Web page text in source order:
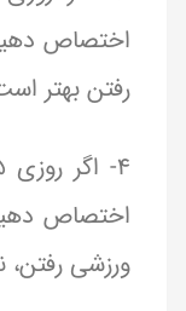
اختصاص
رفتن بهتر
اختصاص
ورزشی